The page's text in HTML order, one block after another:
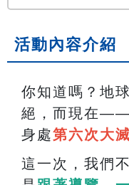
活動內容介紹
你知道嗎？地
絕，而現在——
身處第六次大
這一次，我們